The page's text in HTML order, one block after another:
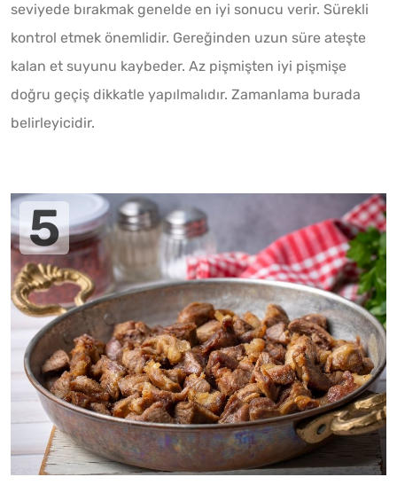
seviyede bırakmak genelde en iyi sonucu verir. Sürekli
kontrol etmek önemlidir. Gereğinden uzun süre ateşte
kalan et suyunu kaybeder. Az pişmişten iyi pişmişe
doğru geçiş dikkatle yapılmalıdır. Zamanlama burada
belirleyicidir.